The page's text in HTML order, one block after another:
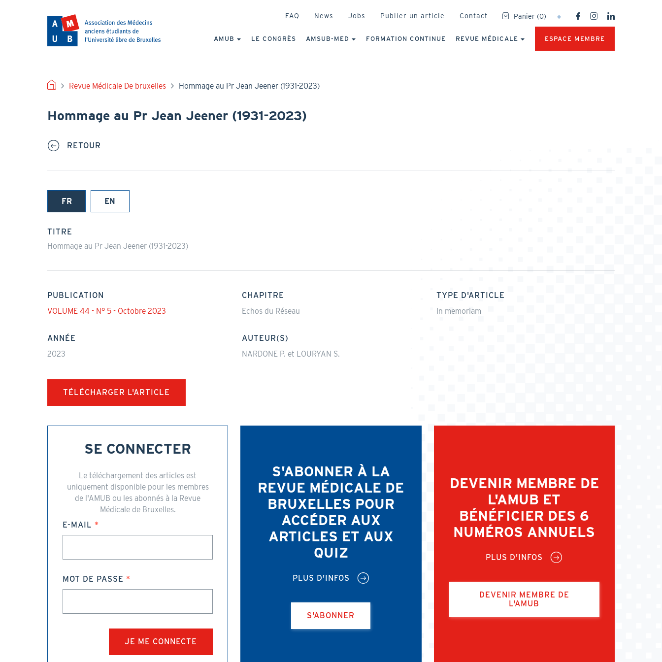
HEADER
FAQ News Jobs Publier un article Contact Panier (0)
SOCIAL
NETWORKS
PRINCIPALE
AMUB LE CONGRÈS AMSUB-MED FORMATION CONTINUE REVUE MÉDICALE ESPACE MEMBRE
FIL
D'ARIANE
Revue Médicale De bruxelles Hommage au Pr Jean Jeener (1931-2023)
Hommage au Pr Jean Jeener (1931-2023)
RETOUR
FR
(onglet
EN
TITRE
Hommage au Pr Jean Jeener (1931-2023)
PUBLICATION
VOLUME 44 - N° 5 - Octobre 2023
CHAPITRE
Echos du Réseau
TYPE D'ARTICLE
In memoriam
ANNÉE
2023
AUTEUR(S)
NARDONE P. et LOURYAN S.
TÉLÉCHARGER L'ARTICLE
SE CONNECTER
Le téléchargement des articles est
uniquement disponible pour les membres
de l'AMUB ou les abonnés à la Revue
Médicale de Bruxelles.
E-MAIL
MOT DE PASSE
S'ABONNER À LA
REVUE MÉDICALE DE
BRUXELLES POUR
ACCÉDER AUX
ARTICLES ET AUX
QUIZ
PLUS D'INFOS
S'ABONNER
DEVENIR MEMBRE DE
L'AMUB ET
BÉNÉFICIER DES 6
NUMÉROS ANNUELS
PLUS D'INFOS
DEVENIR MEMBRE DE
L'AMUB